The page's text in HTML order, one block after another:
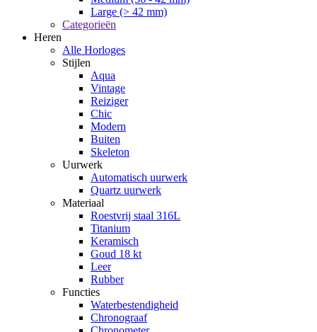
Large (> 42 mm)
Categorieën
Heren
Alle Horloges
Stijlen
Aqua
Vintage
Reiziger
Chic
Modern
Buiten
Skeleton
Uurwerk
Automatisch uurwerk
Quartz uurwerk
Materiaal
Roestvrij staal 316L
Titanium
Keramisch
Goud 18 kt
Leer
Rubber
Functies
Waterbestendigheid
Chronograaf